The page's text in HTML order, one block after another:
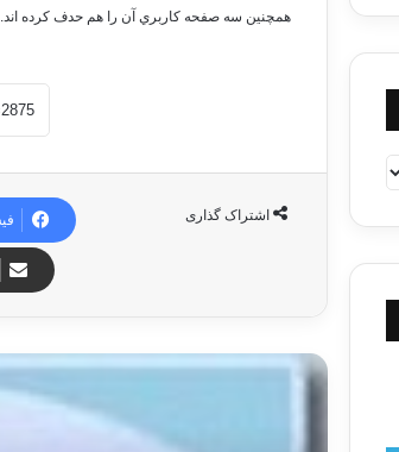
همچنين سه صفحه كاربري آن را هم حدف كرده اند.
اشتراک گذاری